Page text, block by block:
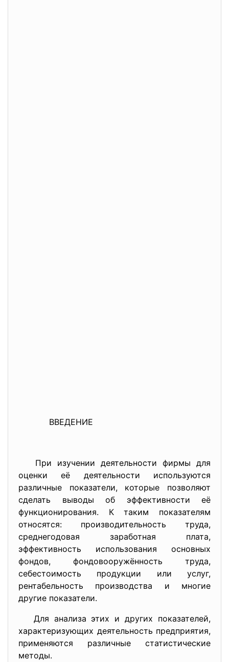
ВВЕДЕНИЕ
При изучении деятельности фирмы для
оценки её деятельности используются
различные показатели, которые позволяют
сделать выводы об эффективности её
функционирования. К таким показателям
относятся: производительность труда,
среднегодовая заработная плата,
эффективность использования основных
фондов, фондовооружённость труда,
себестоимость продукции или услуг,
рентабельность производства и многие
другие показатели.
Для анализа этих и других показателей,
характеризующих деятельность предприятия,
применяются различные статистические
методы.